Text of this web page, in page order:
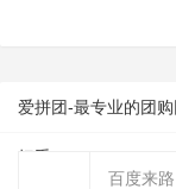
爱拼团-最专业的团
把手！
百度来路